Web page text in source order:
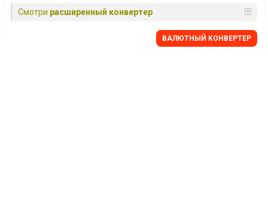
Смотри расширенный конвертер
BАЛЮТНЫЙ KОНВЕРТЕР